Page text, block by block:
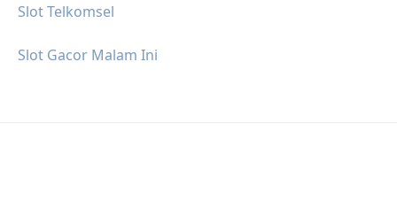
Slot Telkomsel
Slot Gacor Malam Ini